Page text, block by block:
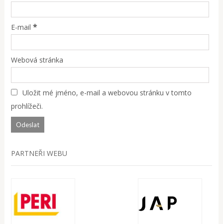
E-mail *
Webová stránka
Uložit mé jméno, e-mail a webovou stránku v tomto
prohlížeči.
PARTNEŘI WEBU